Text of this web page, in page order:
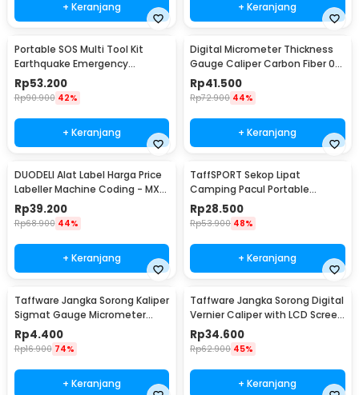
+ Keranjang + Keranjang
Portable SOS Multi Tool Kit
Earthquake Emergency
Outdoor Survival - JT21
Rp53.200
Rp90.900 42%
+ Keranjang
Digital Micrometer Thickness
Gauge Caliper Carbon Fiber 0-
12.7mm - TDT25
Rp41.500
Rp72.900 44%
+ Keranjang
DUODELI Alat Label Harga Price
Labeller Machine Coding - MX-
5500
Rp39.200
Rp68.900 44%
+ Keranjang
TaffSPORT Sekop Lipat
Camping Pacul Portable
Tactical Survival 40cm - 101
Rp28.500
Rp53.900 48%
+ Keranjang
Taffware Jangka Sorong Kaliper
Sigmat Gauge Micrometer
150mm - QST-600
Rp4.400
Rp16.900 74%
+ Keranjang
Taffware Jangka Sorong Digital
Vernier Caliper with LCD Screen
150mm - JIGO-150
Rp34.600
Rp62.900 45%
+ Keranjang